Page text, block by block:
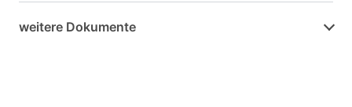
weitere Dokumente